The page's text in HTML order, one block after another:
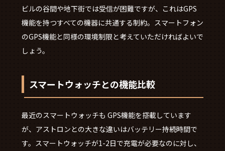
ビルの谷間や地下街では受信が困難ですが、これはGPS
機能を持つすべての機器に共通する制約。スマートフォン
のGPS機能と同様の環境制限と考えていただければよいで
しょう。
スマートウォッチとの機能比較
最近のスマートウォッチも GPS機能を搭載しています
が、アストロンとの大きな違いはバッテリー持続時間で
す。スマートウォッチが1-2日で充電が必要なのに対し、